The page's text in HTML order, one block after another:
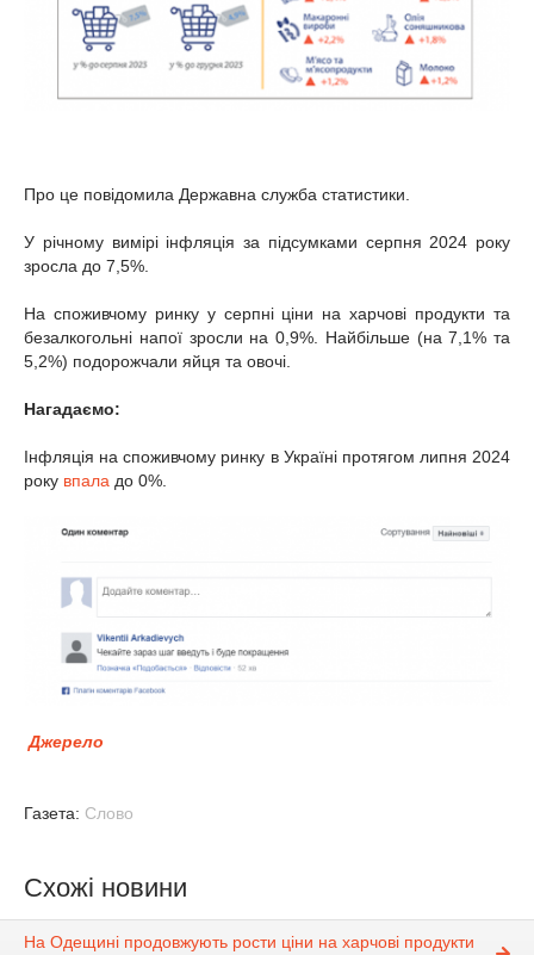
Про це повідомила Державна служба статистики.
У річному вимірі інфляція за підсумками серпня 2024 року
зросла до 7,5%.
На споживчому ринку у серпні ціни на харчові продукти та
безалкогольні напої зросли на 0,9%. Найбільше (на 7,1% та
5,2%) подорожчали яйця та овочі.
Нагадаємо:
Інфляція на споживчому ринку в Україні протягом липня 2024
року впала до 0%.
Джерело
Газета: Слово
Схожі новини
На Одещині продовжують рости ціни на харчові продукти